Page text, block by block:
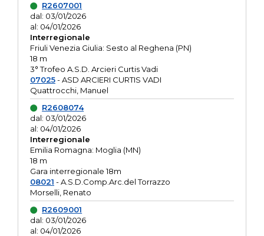
R2607001
dal: 03/01/2026
al: 04/01/2026
Interregionale
Friuli Venezia Giulia: Sesto al Reghena (PN)
18 m
3° Trofeo A.S.D. Arcieri Curtis Vadi
07025- ASD ARCIERI CURTIS VADI
Quattrocchi, Manuel
R2608074
dal: 03/01/2026
al: 04/01/2026
Interregionale
Emilia Romagna: Moglia (MN)
18 m
Gara interregionale 18m
08021 - A.S.D.Comp.Arc.del Torrazzo
Morselli, Renato
R2609001
dal: 03/01/2026
al: 04/01/2026